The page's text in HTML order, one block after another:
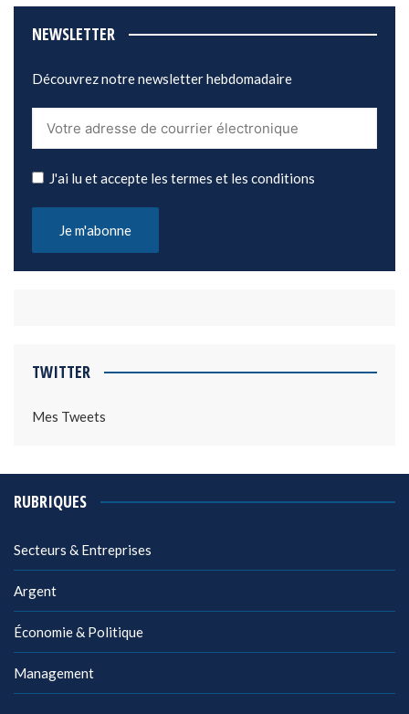
NEWSLETTER
Découvrez notre newsletter hebdomadaire
J'ai lu et accepte les termes et les conditions
TWITTER
Mes Tweets
RUBRIQUES
Secteurs & Entreprises
Argent
Économie & Politique
Management